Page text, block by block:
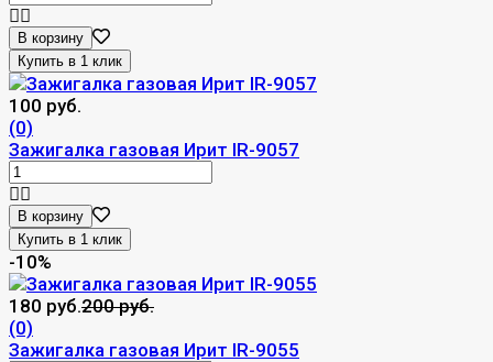
В корзину
100 руб.
(0)
Зажигалка газовая Ирит IR-9057
В корзину
-10%
180 руб.200 руб.
(0)
Зажигалка газовая Ирит IR-9055